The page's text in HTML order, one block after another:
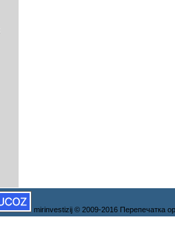
mirinvestizij © 2009-2016 Перепечатка